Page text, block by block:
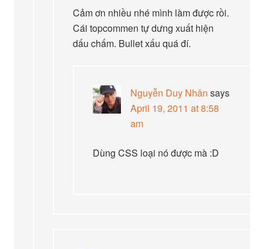
Cảm ơn nhiều nhé mình làm được rồi.
Cái topcommen tự dưng xuất hiện
dấu chấm. Bullet xấu quá đí.
Nguyễn Duy Nhân says
April 19, 2011 at 8:58
am
Dùng CSS loại nó được mà :D